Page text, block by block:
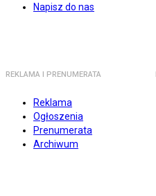
Napisz do nas
REKLAMA I PRENUMERATA
Reklama
Ogłoszenia
Prenumerata
Archiwum